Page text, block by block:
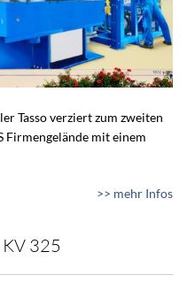
Tasso verziert zum zweiten
Firmengelände mit einem
>> mehr Infos
325